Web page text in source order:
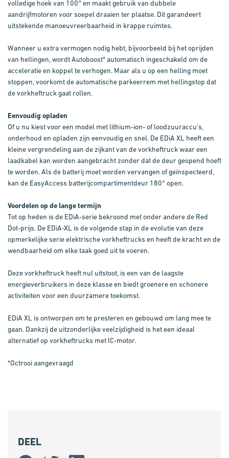
volledige hoek van 100° en maakt gebruik van dubbele
aandrijfmotoren voor soepel draaien ter plaatse. Dit garandeert
uitstekende manoeuvreerbaarheid in krappe ruimtes.
Wanneer u extra vermogen nodig hebt, bijvoorbeeld bij het oprijden
van hellingen, wordt Autoboost* automatisch ingeschakeld om de
acceleratie en koppel te verhogen. Maar als u op een helling moet
stoppen, voorkomt de automatische parkeerrem met hellingstop dat
de vorkheftruck gaat rollen.
Eenvoudig opladen
Of u nu kiest voor een model met lithium-ion- of loodzuuraccu's,
onderhoud en opladen zijn eenvoudig en snel. De EDiA XL heeft een
kleine vergrendeling aan de zijkant van de vorkheftruck waar een
laadkabel kan worden aangebracht zonder dat de deur geopend hoeft
te worden. Als de batterij moet worden vervangen of geïnspecteerd,
kan de EasyAccess batterijcompartimentdeur 180° open.
Voordelen op de lange termijn
Tot op heden is de EDiA-serie bekroond met onder andere de Red
Dot-prijs. De EDiA-XL is de volgende stap in de evolutie van deze
opmerkelijke serie elektrische vorkheftrucks en heeft de kracht en de
wendbaarheid om elke taak goed uit te voeren.
Deze vorkheftruck heeft nul uitstoot, is een van de laagste
energieverbruikers in deze klasse en biedt groenere en schonere
activiteiten voor een duurzamere toekomst.
EDiA XL is ontworpen om te presteren en gebouwd om lang mee te
gaan. Dankzij de uitzonderlijke veelzijdigheid is het een ideaal
alternatief op vorkheftrucks met IC-motor.
*Octrooi aangevraagd
DEEL
Share
Share
Share